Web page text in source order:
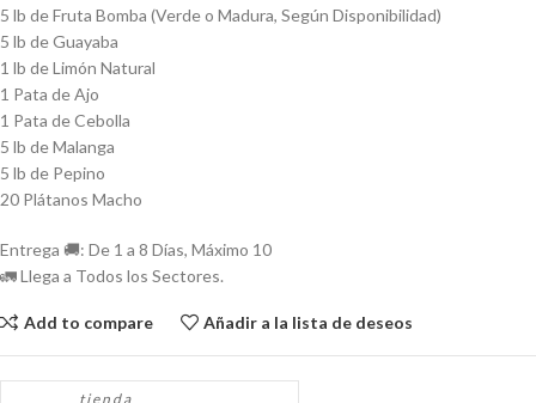
5 lb de Fruta Bomba (Verde o Madura, Según Disponibilidad)
5 lb de Guayaba
1 lb de Limón Natural
1 Pata de Ajo
1 Pata de Cebolla
5 lb de Malanga
5 lb de Pepino
20 Plátanos Macho
Entrega 🚚: De 1 a 8 Días, Máximo 10
🚛 Llega a Todos los Sectores.
Add to compare Añadir a la lista de deseos
tienda